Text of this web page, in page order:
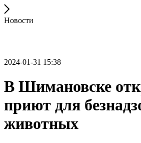
Новости
2024-01-31 15:38
В Шимановске
приют для
животных